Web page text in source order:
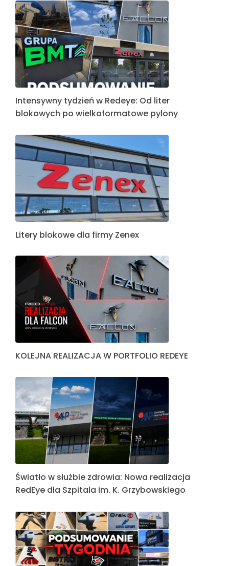
Intensywny tydzień w Redeye: Od liter
blokowych po wielkoformatowe pylony
Litery blokowe dla firmy Zenex
KOLEJNA REALIZACJA W PORTFOLIO REDEYE
Światło w służbie zdrowia: Nowa realizacja
RedEye dla Szpitala im. K. Grzybowskiego